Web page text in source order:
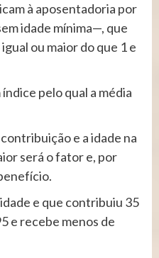
à aposentadoria por
idade mínima—, que
ou maior do que 1 e
pelo qual a média
e a idade na
será o fator e, por
e que contribuiu 35
e recebe menos de